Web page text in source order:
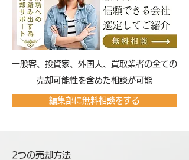
​一般客、投資家、外国人、買取業者の全ての
売却可能性を含めた相談が可能
編集部に無料相談をする
2つの売却方法